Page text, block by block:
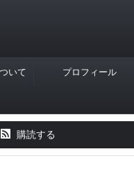
いて プロフィール
購読する